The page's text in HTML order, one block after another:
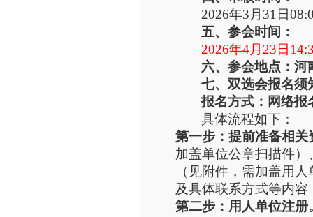
2026年3 月 31 日
五、参会时间：
2026年4月 23 日
六、参会地点：河
七、 双选会报名须
报名方式：网络报
具体流程如下：
第一步：提前准备相关
加盖单位公章扫描件
（见附件，需加盖用
及具体联系方式等内
第二步：用人单位注册